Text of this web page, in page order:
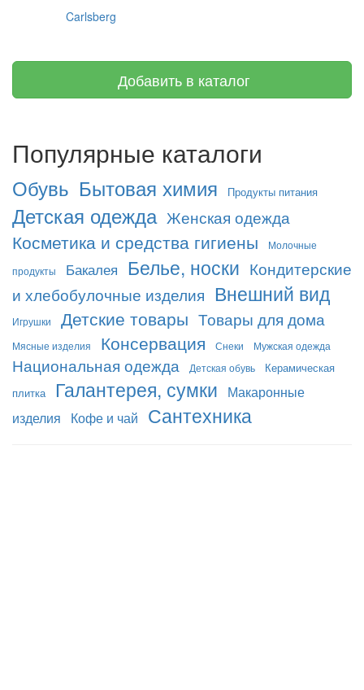
Carlsberg
Добавить в каталог
Популярные каталоги
Обувь Бытовая химия Продукты питания
Детская одежда Женская одежда
Косметика и средства гигиены
Молочные
продукты
Бакалея Белье, носки Кондитерские
и хлебобулочные изделия Внешний вид
Игрушки Детские товары Товары для дома
Мясные изделия Консервация Снеки Мужская одежда
Национальная одежда Детская обувь
Керамическая
плитка
Галантерея, сумки
Макаронные
изделия
Кофе и чай Сантехника